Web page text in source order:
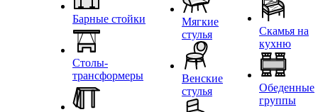
Барные стойки
Столы-
трансформеры
Мягкие
стулья
Венские
стулья
Скамья на
кухню
Обеденные
группы